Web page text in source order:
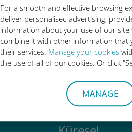
For a smooth and effective browsing
deliver personalised advertising,
information about your use of our site
combine it with other information that
their services. Manage your cookies
the use of all of our cookies. Or click
MANAGE
Ubigi